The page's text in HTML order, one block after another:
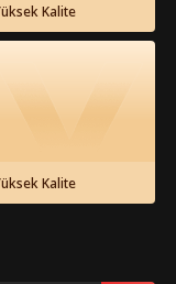
VE AŞK
Kalite
Kalite